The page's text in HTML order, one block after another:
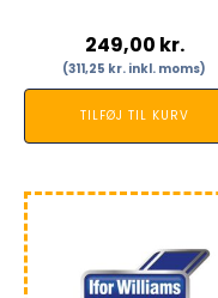
249,00 kr.
(311,25 kr. inkl. moms)
TILFØJ TIL KURV